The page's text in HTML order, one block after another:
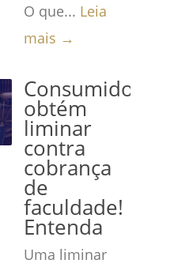
O que... Leia
mais →
Consumidora
obtém
liminar
contra
cobrança
de
faculdade!
Entenda
Uma liminar